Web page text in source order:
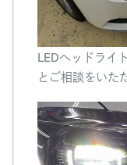
LEDヘッドライ
とご相談をいた